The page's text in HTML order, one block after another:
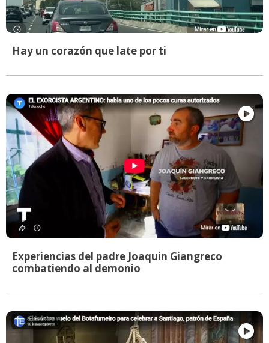
Hay un corazón que late por ti
Experiencias del padre Joaquin Giangreco
combatiendo al demonio